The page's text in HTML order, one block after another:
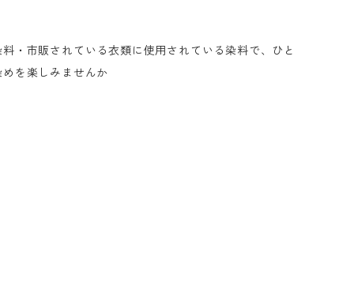
・市販されている衣類に使用されている染料で、ひと
を楽しみませんか